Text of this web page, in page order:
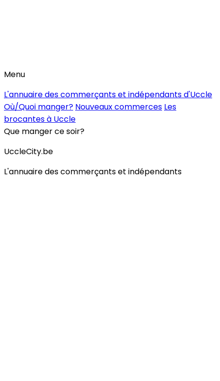
Menu
L'annuaire des commerçants et indépendants d'Uccle
Où/Quoi manger? Nouveaux commerces Les
brocantes à Uccle
Que manger ce soir?
UccleCity.be
L'annuaire des commerçants et indépendants